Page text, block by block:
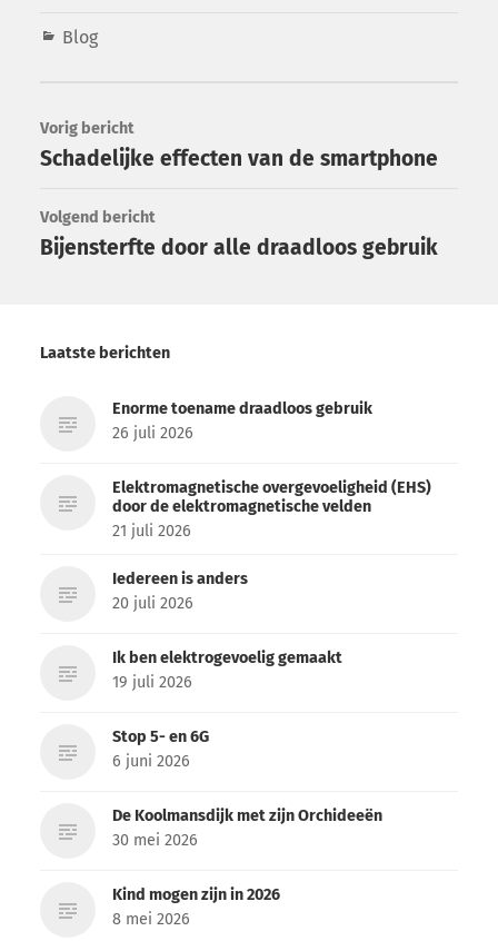
Blog
Vorig bericht
Schadelijke effecten van de smartphone
Volgend bericht
Bijensterfte door alle draadloos gebruik
Laatste berichten
Enorme toename draadloos gebruik
26 juli 2026
Elektromagnetische overgevoeligheid (EHS)
door de elektromagnetische velden
21 juli 2026
Iedereen is anders
20 juli 2026
Ik ben elektrogevoelig gemaakt
19 juli 2026
Stop 5- en 6G
6 juni 2026
De Koolmansdijk met zijn Orchideeën
30 mei 2026
Kind mogen zijn in 2026
8 mei 2026